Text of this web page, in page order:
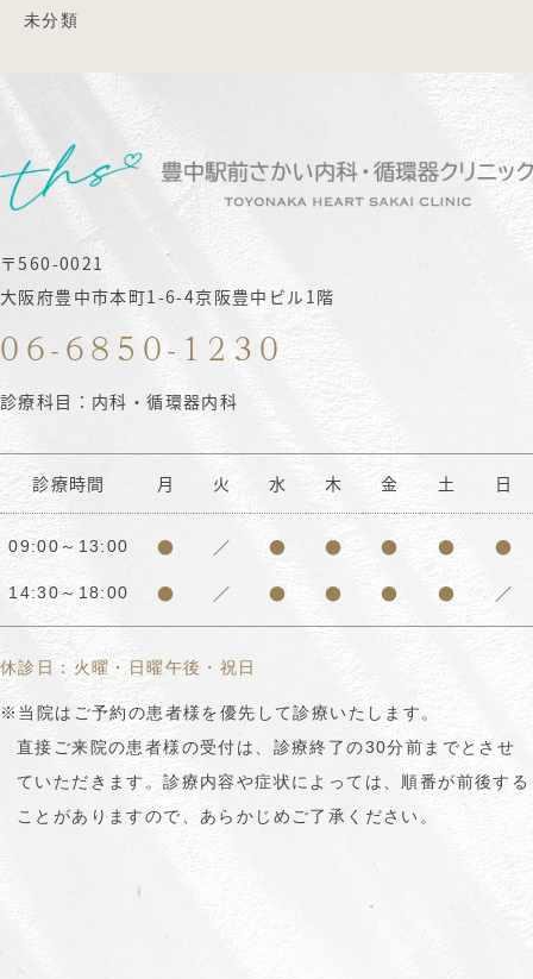
未分類
〒560-0021
大阪府豊中市本町1-6-4京阪豊中ビル1階
06-6850-1230
診療科目：内科・循環器内科
診療時間 月 火 水 木 金 土 日
09:00～13:00 ● ／ ● ● ● ● ●
14:30～18:00 ● ／ ● ● ● ● ／
休診日：火曜・日曜午後・祝日
※当院はご予約の患者様を優先して診療いたします。
直接ご来院の患者様の受付は、診療終了の30分前までとさせ
ていただきます。診療内容や症状によっては、順番が前後する
ことがありますので、あらかじめご了承ください。